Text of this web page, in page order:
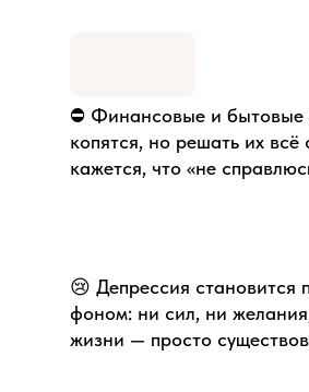
😢 Депрессия становится
фоном: ни сил, ни
жизни — просто
⛔️ Финансовые и бытовые
копятся, но решать их
кажется, что «не